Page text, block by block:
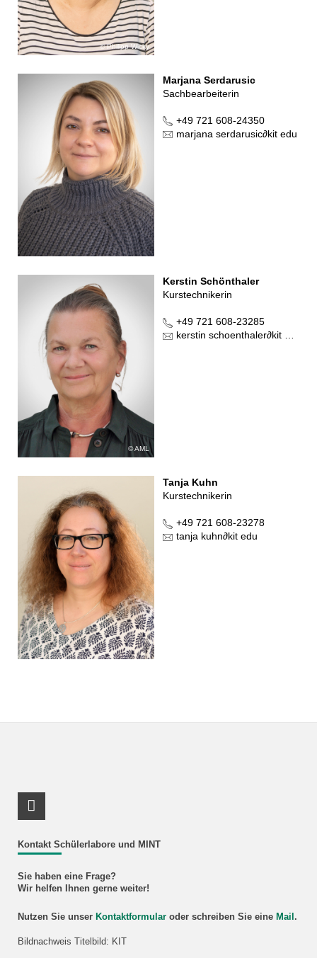
Philipp Wicky
Marjana Serdarusic
Sachbearbeiterin
+49 721 608-24350
marjana serdarusic∂kit edu
AML
Kerstin Schönthaler
Kurstechnikerin
+49 721 608-23285
kerstin schoenthaler∂kit edu
Tanja Kuhn
Kurstechnikerin
+49 721 608-23278
tanja kuhn∂kit edu
Kontakt Schülerlabore und MINT
Sie haben eine Frage?
Wir helfen Ihnen gerne weiter!
Nutzen Sie unser Kontaktformularoder schreiben Sie eine Mail .
LinkedIn Profil
Bildnachweis Titelbild: KIT